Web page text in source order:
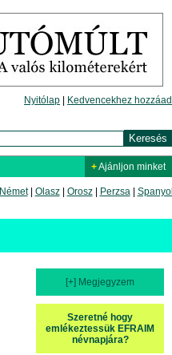
Nyitólap Kedvencekhez hozzáad
+Ajánljon minket
Német| Olasz| Orosz| Perzsa| Spanyol
[+] Megjegyzem
Szeretné hogy
emlékeztessük EFRAIM
névnapjára?